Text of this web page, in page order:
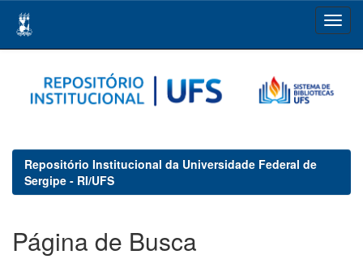
navigation
Repositório Institucional da Universidade Federal de
Sergipe - RI/UFS
Página de Busca